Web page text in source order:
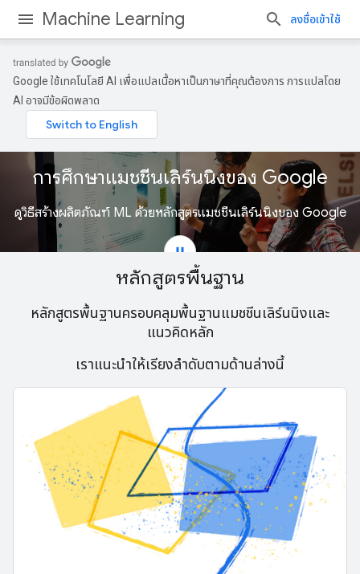
Machine Learning ลงชื่อเข้าใช้
Google ใช้เทคโนโลยี AI เพื่อแปลเนื้อหาเป็นภาษาที่คุณต้องการ การแปลโดย
AI อาจมีข้อผิดพลาด
หลักสูตรพื้นฐาน
หลักสูตรพื้นฐานครอบคลุมพื้นฐานแมชชีนเลิร์นนิงและ
แนวคิดหลัก
เราแนะนําให้เรียงลําดับตามด้านล่างนี้